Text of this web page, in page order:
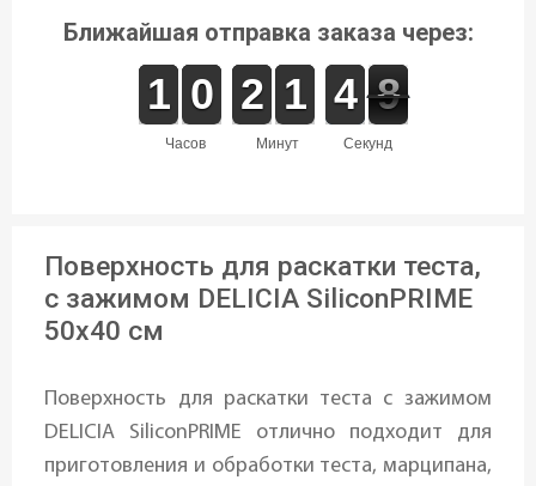
Ближайшая отправка заказа через:
часов
1
1
1
1 9
9
0
0
минут
1
1
2
2 1
1
1
1
секунд
5
4
4 8
8
7
Поверхность для раскатки теста,
с зажимом DELICIA SiliconPRIME
50x40 см
Поверхность для раскатки теста с зажимом
DELICIA SiliconPRIME отлично подходит для
приготовления и обработки теста, марципана,